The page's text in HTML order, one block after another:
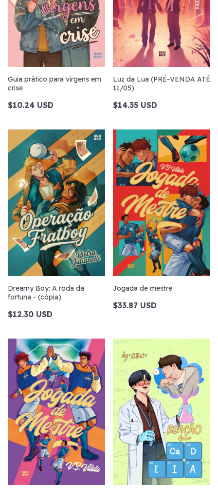
Guia prático para virgens em
crise
$10.24 USD
Luz da Lua (PRÉ-VENDA ATÉ
11/05)
$14.35 USD
Dreamy Boy: A roda da
fortuna - (cópia)
$12.30 USD
Jogada de mestre
$33.87 USD